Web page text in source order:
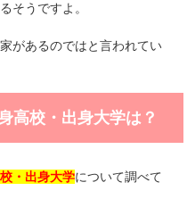
そうですよ。
があるのではと言われてい
高校・出身大学は？
・出身大学について調べて